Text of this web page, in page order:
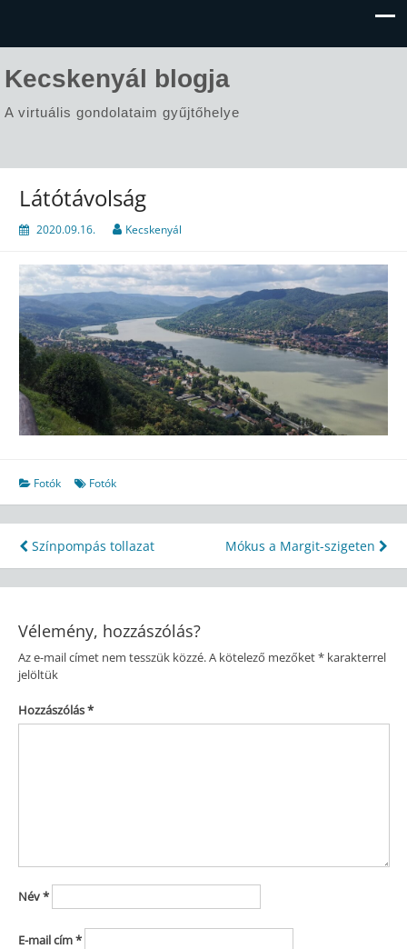
Kecskenyál blogja
A virtuális gondolataim gyűjtőhelye
Látótávolság
2020.09.16. Kecskenyál
Fotók Fotók
Bejegyzés
navigáció
Színpompás tollazat Mókus a Margit-szigeten
Vélemény, hozzászólás?
Az e-mail címet nem tesszük közzé.A kötelező mezőket*karakterrel
jelöltük
Hozzászólás*
Név*
E-mail cím*